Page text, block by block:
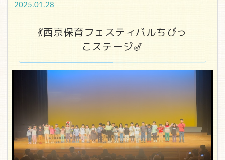
2025.01.28
💃西京保育フェスティバルちびっ
こステージ🎷